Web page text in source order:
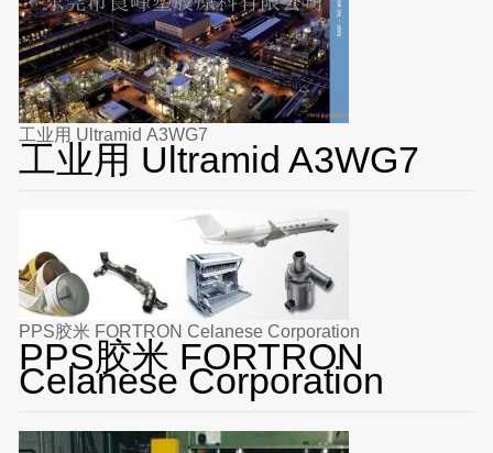
工业用 Ultramid A3WG7
工业用 Ultramid A3WG7
PPS胶米 FORTRON Celanese Corporation
PPS胶米 FORTRON
Celanese Corporation